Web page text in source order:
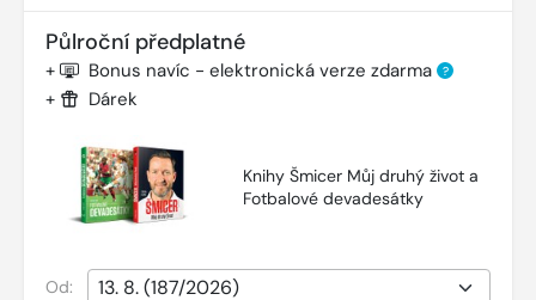
Půlroční předplatné
+ Bonus navíc - elektronická verze zdarma ?
+ Dárek
Knihy Šmicer Můj druhý život a
Fotbalové devadesátky
Od: